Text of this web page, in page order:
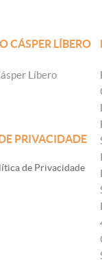
CÁSPER LÍBERO
Líbero
PRIVACIDADE
de Privacidade